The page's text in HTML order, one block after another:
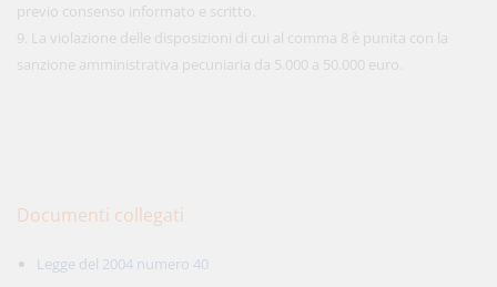
previo consenso informato e scritto.
9. La violazione delle disposizioni di cui al comma 8 è punita con la
sanzione amministrativa pecuniaria da 5.000 a 50.000 euro.
Documenti collegati
Legge del 2004 numero 40